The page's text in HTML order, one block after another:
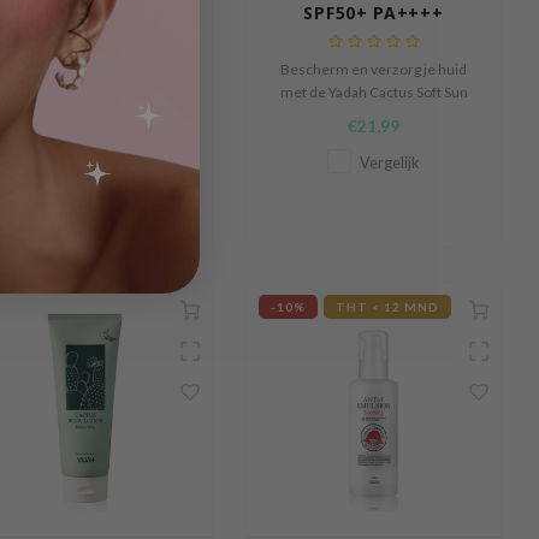
PA+++
Be My Cushion is een
hydraterende long-lasting
Vergelijk
SPF50+ PA++++
Bescherm en verzorg je huid
met de Yadah Cactus Soft Sun
zonnebrandstick met een
zachte, matte finish.
€21,99
Vergelijk
-10% THT < 12 MND